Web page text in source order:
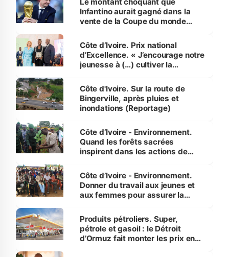
Infantino aurait gagné dans la
vente de la Coupe du monde
Côte d’Ivoire. Prix national
d’Excellence. « J’encourage notre
jeunesse à (…) cultiver la
(Alassane Ouattara
Côte d'Ivoire. Sur la route de
Bingerville, après pluies et
inondations (Reportage)
Côte d’Ivoire - Environnement.
Quand les forêts sacrées
inspirent dans les actions de
Côte d’Ivoire - Environnement.
Donner du travail aux jeunes et
aux femmes pour assurer la
menacées
Produits pétroliers. Super,
pétrole et gasoil : le Détroit
d’Ormuz fait monter les prix en